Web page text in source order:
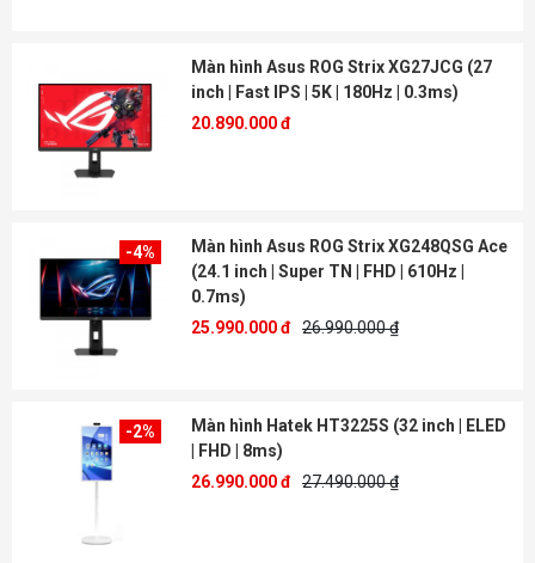
Màn hình Asus ROG Strix XG27JCG (27
inch | Fast IPS | 5K | 180Hz | 0.3ms)
20.890.000 đ
-4%
Màn hình Asus ROG Strix XG248QSG Ace
(24.1 inch | Super TN | FHD | 610Hz |
0.7ms)
25.990.000 đ 26.990.000 ₫
-2%
Màn hình Hatek HT3225S (32 inch | ELED
| FHD | 8ms)
26.990.000 đ 27.490.000 ₫